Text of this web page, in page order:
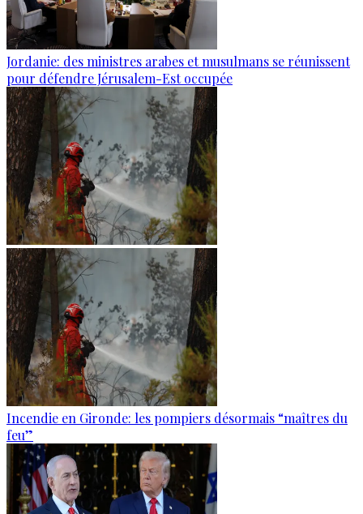
Jordanie: des ministres arabes et musulmans se réunissent
pour défendre Jérusalem-Est occupée
Incendie en Gironde: les pompiers désormais “maîtres du
feu”